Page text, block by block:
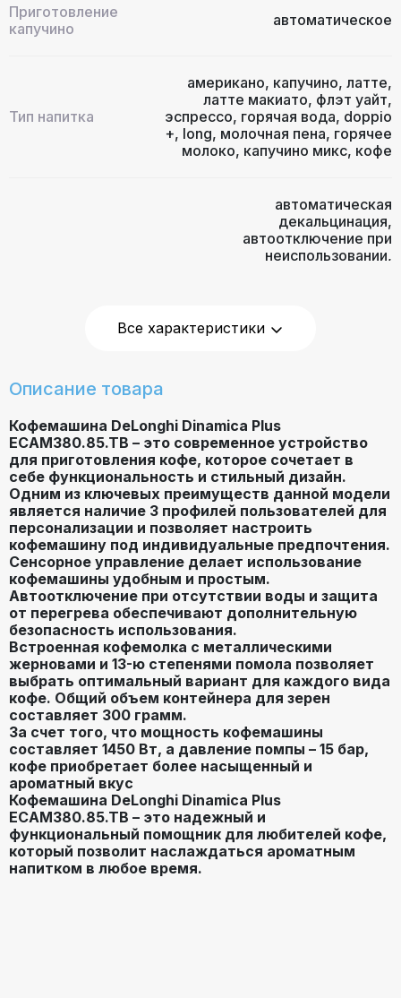
Приготовление
капучино
автоматическое
Тип напитка
американо, капучино, латте,
латте макиато, флэт уайт,
эспрессо, горячая вода, doppio
+, long, молочная пена, горячее
молоко, капучино микс, кофе
автоматическая
декальцинация,
автоотключение при
неиспользовании,
индикатор уровня воды
блокировка включения без
Давление помпы
(бар)
Настройки
жесткость воды,количество
пены,крепость кофе,объем
порции горячей воды
температура кофе
регулировка порции воды
Объем (л)
Тип управления сенсорное
Все характеристики
Описание товара
Кофемашина DeLonghi Dinamica Plus
ECAM380.85.TB – это современное устройство
для приготовления кофе, которое сочетает в
себе функциональность и стильный дизайн.
Одним из ключевых преимуществ данной модели
является наличие 3 профилей пользователей для
персонализации и позволяет настроить
кофемашину под индивидуальные предпочтения.
Сенсорное управление делает использование
кофемашины удобным и простым.
Автоотключение при отсутствии воды и защита
от перегрева обеспечивают дополнительную
безопасность использования.
Встроенная кофемолка с металлическими
жерновами и 13-ю степенями помола позволяет
выбрать оптимальный вариант для каждого вида
кофе. Общий объем контейнера для зерен
составляет 300 грамм.
За счет того, что мощность кофемашины
составляет 1450 Вт, а давление помпы – 15 бар,
кофе приобретает более насыщенный и
ароматный вкус
Кофемашина DeLonghi Dinamica Plus
ECAM380.85.TB – это надежный и
функциональный помощник для любителей кофе,
который позволит наслаждаться ароматным
напитком в любое время.